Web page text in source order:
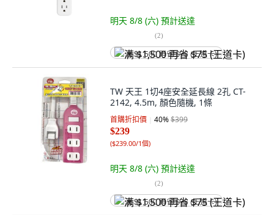
明天 8/8 (六) 預計送達
(2)
满 $1,500 再省 $75 (王道卡)
TW 天王 1切4座安全延長線 2孔 CT-
2142, 4.5m, 顏色隨機, 1條
首購折扣價 40%$399
$239
($239.00/1個)
明天 8/8 (六) 預計送達
(2)
满 $1,500 再省 $75 (王道卡)